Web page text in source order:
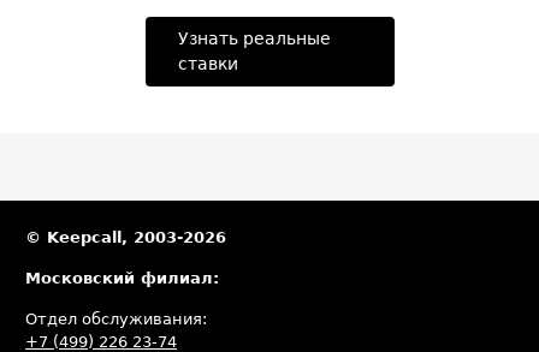
Узнать реальные
ставки
© Keepcall, 2003-2026
Московский филиал:
Отдел обслуживания:
+7 (499) 226 23-74